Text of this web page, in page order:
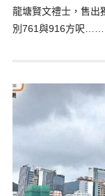
龍塘賢文禮士，售出
別761與916方呎……